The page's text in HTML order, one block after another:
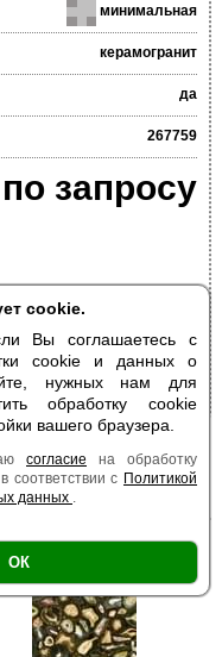
cookie.
Вы соглашаетесь с
cookie и данных о
нужных нам для
обработку cookie
вашего браузера.
согласие на обработку
соответствии с Политикой
данных .
ОК
минимальная
керамогранит
да
267759
по запросу
|